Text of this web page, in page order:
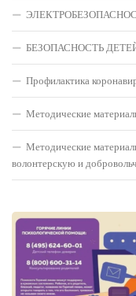
БЕЗОПАСНОСТЬ
Профилактика
Методические
Методические
волонтерскую и